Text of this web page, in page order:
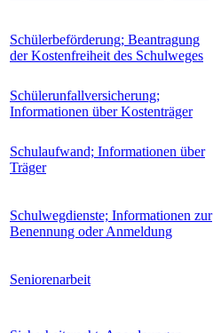
Schülerbeförderung; Beantragung
der Kostenfreiheit des Schulweges
Schülerunfallversicherung;
Informationen über Kostenträger
Schulaufwand; Informationen über
Träger
Schulwegdienste; Informationen zur
Benennung oder Anmeldung
Seniorenarbeit